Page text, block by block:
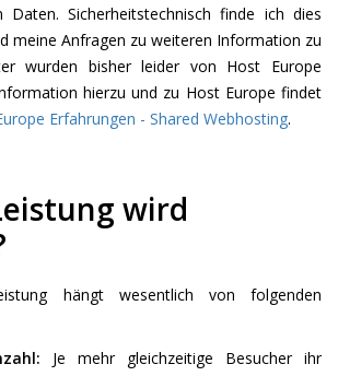
Daten. Sicherheitstechnisch finde ich dies
meine Anfragen zu weiteren Information zu
wurden bisher leider von Host Europe
hierzu und zu Host Europe findet
Erfahrungen - Shared Webhosting.
wird
hängt wesentlich von folgenden
Je mehr gleichzeitige Besucher ihr